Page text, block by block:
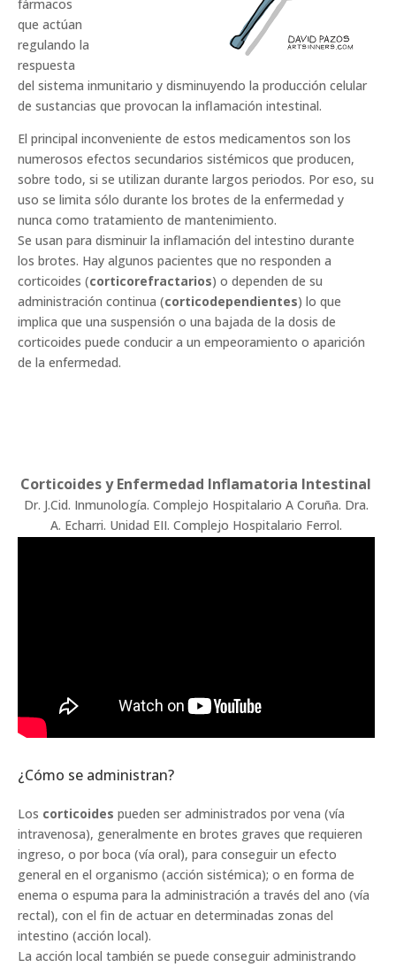
fármacos
que actúan
regulando la
respuesta
del sistema inmunitario y disminuyendo la producción celular
de sustancias que provocan la inflamación intestinal.
El principal inconveniente de estos medicamentos son los
numerosos efectos secundarios sistémicos que producen,
sobre todo, si se utilizan durante largos periodos. Por eso, su
uso se limita sólo durante los brotes de la enfermedad y
nunca como tratamiento de mantenimiento.
Se usan para disminuir la inflamación del intestino durante
los brotes. Hay algunos pacientes que no responden a
corticoides (corticorefractarios) o dependen de su
administración continua (corticodependientes) lo que
implica que una suspensión o una bajada de la dosis de
corticoides puede conducir a un empeoramiento o aparición
de la enfermedad.
Corticoides y Enfermedad Inflamatoria Intestinal
Dr. J.Cid. Inmunología. Complejo Hospitalario A Coruña. Dra.
A. Echarri. Unidad EII. Complejo Hospitalario Ferrol.
¿Cómo se administran?
Los corticoides pueden ser administrados por vena (vía
intravenosa), generalmente en brotes graves que requieren
ingreso, o por boca (vía oral), para conseguir un efecto
general en el organismo (acción sistémica); o en forma de
enema o espuma para la administración a través del ano (vía
rectal), con el fin de actuar en determinadas zonas del
intestino (acción local).
La acción local también se puede conseguir administrando